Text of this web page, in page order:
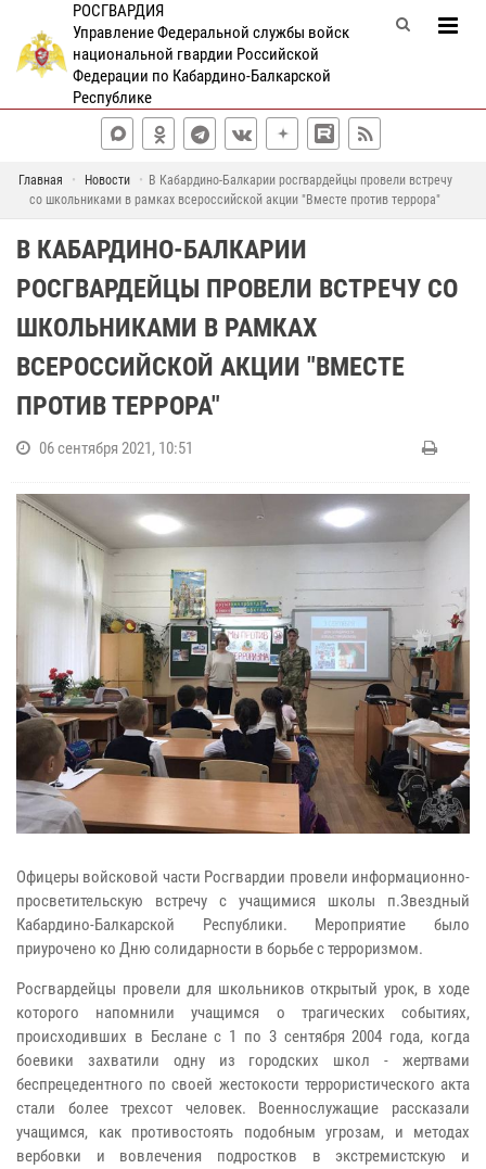
РОСГВАРДИЯ
Управление Федеральной службы войск
национальной гвардии Российской
Федерации по Кабардино-Балкарской
Республике
Главная Новости
В Кабардино-Балкарии росгвардейцы провели встречу
со школьниками в рамках всероссийской акции "Вместе против террора"
В КАБАРДИНО-БАЛКАРИИ
РОСГВАРДЕЙЦЫ ПРОВЕЛИ ВСТРЕЧУ СО
ШКОЛЬНИКАМИ В РАМКАХ
ВСЕРОССИЙСКОЙ АКЦИИ "ВМЕСТЕ
ПРОТИВ ТЕРРОРА"
06 сентября 2021, 10:51
Офицеры войсковой части Росгвардии провели информационно-
просветительскую встречу с учащимися школы п.Звездный
Кабардино-Балкарской Республики. Мероприятие было
приурочено ко Дню солидарности в борьбе с терроризмом.
Росгвардейцы провели для школьников открытый урок, в ходе
которого напомнили учащимся о трагических событиях,
происходивших в Беслане с 1 по 3 сентября 2004 года, когда
боевики захватили одну из городских школ - жертвами
беспрецедентного по своей жестокости террористического акта
стали более трехсот человек. Военнослужащие рассказали
учащимся, как противостоять подобным угрозам, и методах
вербовки и вовлечения подростков в экстремистскую и